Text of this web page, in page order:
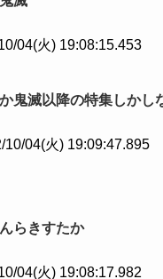
04(火) 19:08:15.453
鬼滅以降の特集しか
10/04(火) 19:09:47.895
らきすたか
04(火) 19:08:17.982